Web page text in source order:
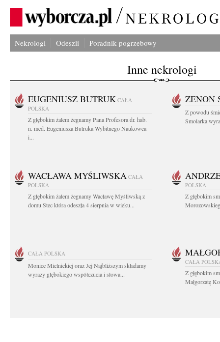
Nekrologi Odeszli Poradnik pogrzebowy
Inne nekrologi
EUGENIUSZ BUTRUK CAŁA
POLSKA
Z głębokim żalem żegnamy Pana Profesora dr. hab.
n. med. Eugeniusza Butruka Wybitnego Naukowca
i...
ZENON
Z powodu
Smolarka
WACŁAWA MYŚLIWSKA CAŁA
POLSKA
Z głębokim żalem żegnamy Wacławę Myśliwską z
domu Stec która odeszła 4 sierpnia w wieku...
POLSKA
Z głębokim
CAŁA POLSKA
Monice Mielnickiej oraz Jej Najbliższym składamy
wyrazy głębokiego współczucia i słowa...
CAŁA
Z głębokim
Małgorzatę